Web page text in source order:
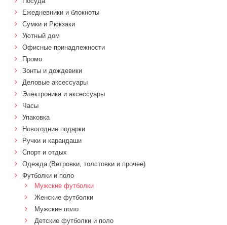
Ежедневники и блокноты
Сумки и Рюкзаки
Уютный дом
Офисные принадлежности
Промо
Зонты и дождевики
Деловые аксессуары
Электроника и аксессуары
Часы
Упаковка
Новогодние подарки
Ручки и карандаши
Спорт и отдых
Одежда (Ветровки, толстовки и прочее)
Футболки и поло
Мужские футболки
Женские футболки
Мужские поло
Детские футболки и поло